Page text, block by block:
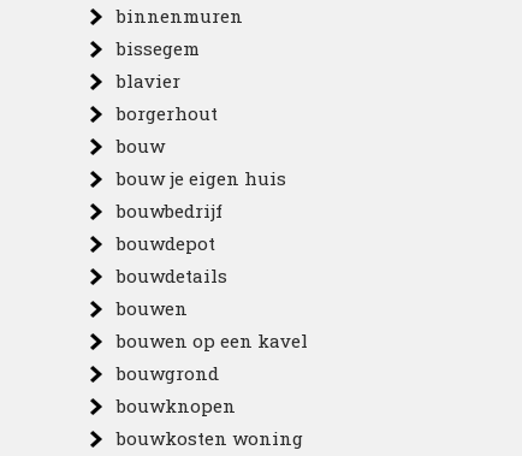
binnenmuren
bissegem
blavier
borgerhout
bouw
bouw je eigen huis
bouwbedrijf
bouwdepot
bouwdetails
bouwen
bouwen op een kavel
bouwgrond
bouwknopen
bouwkosten woning